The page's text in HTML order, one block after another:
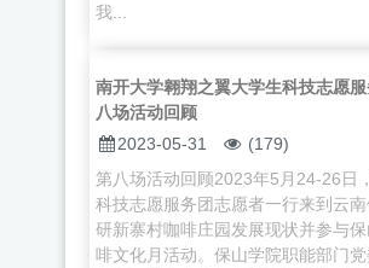
我...
南开大学翱翔之翼大学生科技志愿
八场活动回顾
2023-05-31
(179)
第八场活动回顾2023年5月24-26日
科技志愿服务团志愿者一行来到云
研新寨村咖啡庄园发展现状并参与
啡文化月活动。保山学院职能部门